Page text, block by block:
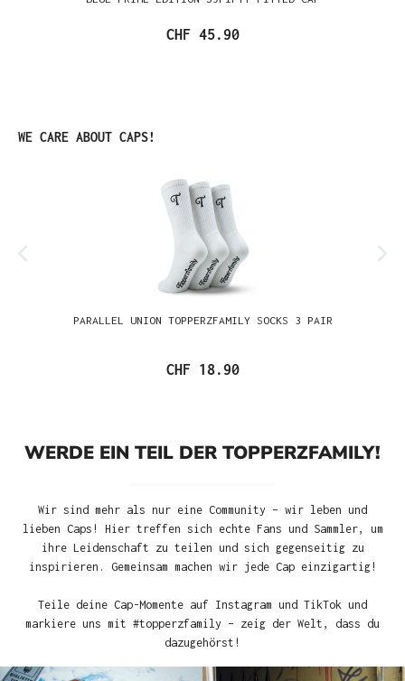
CHF 45.90
Produktgalerie überspringen
WE CARE ABOUT CAPS!
PARALLEL UNION TOPPERZFAMILY SOCKS 3 PAIR
CHF 18.90
WERDE EIN TEIL DER TOPPERZFAMILY!
Wir sind mehr als nur eine Community – wir leben und
lieben Caps! Hier treffen sich echte Fans und Sammler, um
ihre Leidenschaft zu teilen und sich gegenseitig zu
inspirieren. Gemeinsam machen wir jede Cap einzigartig!
Teile deine Cap-Momente auf Instagram und TikTok und
markiere uns mit #topperzfamily – zeig der Welt, dass du
dazugehörst!